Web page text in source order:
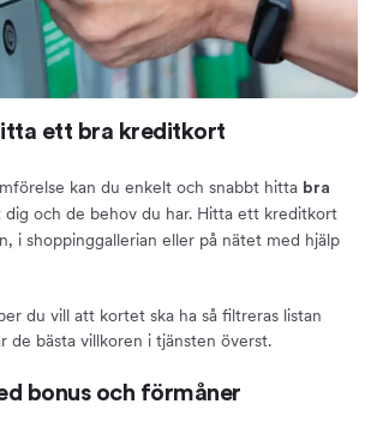
ett bra kreditkort
kan du enkelt och snabbt hitta bra
dig och de behov du har. Hitta ett kreditkort
i shoppinggallerian eller på nätet med hjälp
du vill att kortet ska ha så filtreras listan
de bästa villkoren i tjänsten överst.
bonus och förmåner